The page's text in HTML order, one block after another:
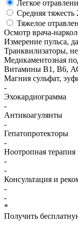
Легкое
Средняя тяжесть
Тяжелое
Осмотр врача-
Измерение пульса,
Транквилизаторы,
Медикаментозная
Витамины B1, B6,
Магния сульфат,
-
Эхокардиограмма
-
Антикоагулянты
-
Гепатопротекторы
-
Ноотропная терапия
-
-
Консультация и
-
-
*
Получить